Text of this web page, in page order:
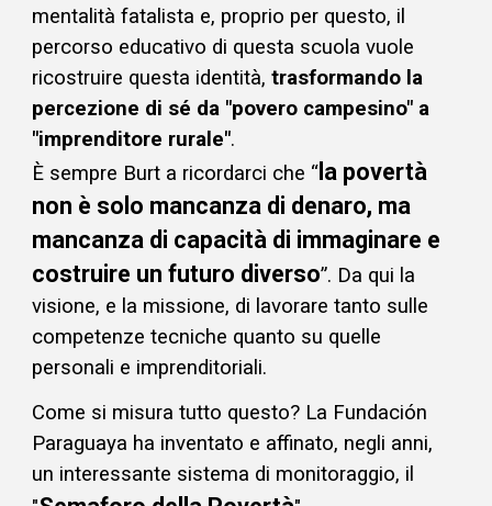
mentalità fatalista e, proprio per questo, il
percorso educativo di questa scuolavuole
ricostruire questa identità,trasformando la
percezione di sé da "povero campesino" a
"imprenditore rurale".
È sempre Burt a ricordarci che “ la povertà
non è solo mancanza di denaro, ma
mancanza di capacità di immaginare e
costruire un futuro diverso”. Da qui la
visione, e la missione, di lavorare tanto sulle
competenze tecniche quanto su quelle
personali e imprenditoriali.
Come si misura tutto questo? La Fundación
Paraguaya ha inventato e affinato, negli anni,
un interessante sistema di monitoraggio, il